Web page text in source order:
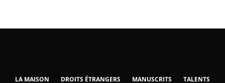
LA MAISON DROITS ÉTRANGERS MANUSCRITS TALENTS